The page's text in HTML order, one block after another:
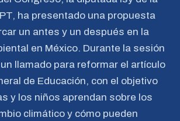
ha presentado una propuesta
un antes y un después en la
en México. Durante la sesión
llamado para reformar el artículo
de Educación, con el objetivo
y los niños aprendan sobre los
climático y cómo pueden